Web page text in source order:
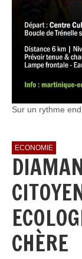
Sur un rythme
ECONOMIE
CHÈRE